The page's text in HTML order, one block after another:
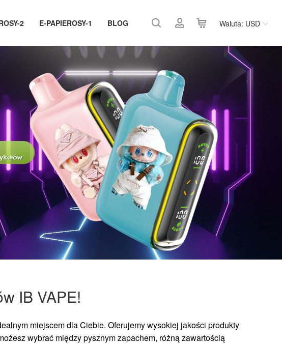
Waluta: USD
2 E-PAPIEROSY-1 BLOG
IB VAPE!
miejscem dla Ciebie. Oferujemy wysokiej jakości produkty
wybrać między pysznym zapachem, różną zawartością